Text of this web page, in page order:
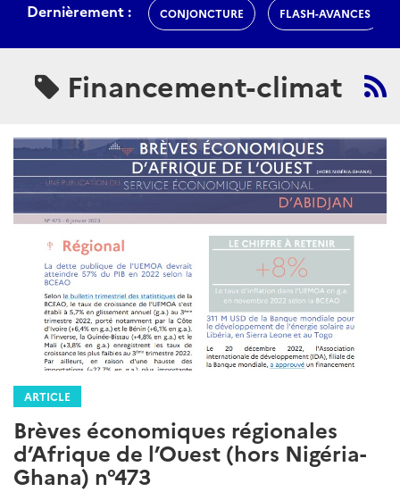
Dernièrement : CONJONCTURE FLASH-AVANCES
Financement-climat
ARTICLE
Brèves économiques régionales
d’Afrique de l’Ouest (hors Nigéria-
Ghana) n°473